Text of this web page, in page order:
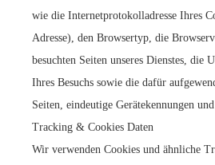
wie die Internetprotokolladresse Ihres
Adresse), den Browsertyp, die
besuchten Seiten unseres Dienstes, die
Ihres Besuchs sowie die dafür
Seiten, eindeutige Gerätekennungen
Tracking & Cookies Daten
Wir verwenden Cookies und ähnliche